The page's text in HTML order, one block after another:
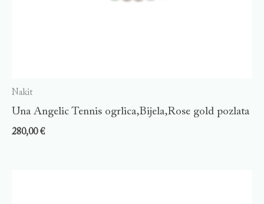
Nakit
Una Angelic Tennis ogrlica,Bijela,Rose gold pozlata
280,00€